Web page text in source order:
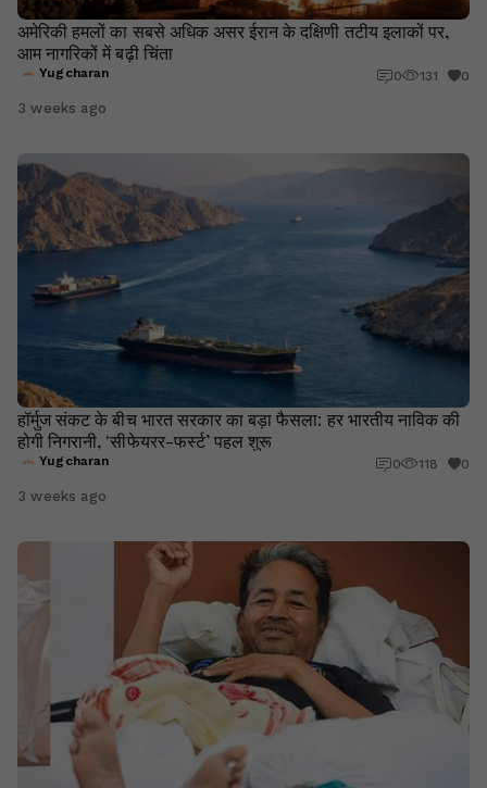
अमेरिकी हमलों का सबसे अधिक असर ईरान के दक्षिणी तटीय इलाकों पर,
आम नागरिकों में बढ़ी चिंता
Yugcharan 0 131 0
3 weeks ago
हॉर्मुज संकट के बीच भारत सरकार का बड़ा फैसला: हर भारतीय नाविक की
होगी निगरानी, ‘सीफेयरर-फर्स्ट’ पहल शुरू
Yugcharan 0 118 0
3 weeks ago